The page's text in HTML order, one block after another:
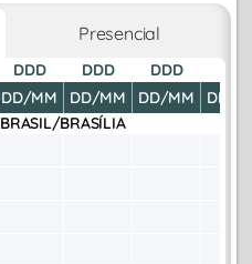
Presencial
DDD
DD/MM
DDD
DD/MM
DDD
DD/MM
DD/
BRASIL/BRASÍLIA